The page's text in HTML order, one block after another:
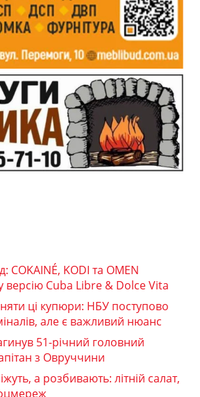
COKAINÉ, KODI та OMEN
версію Cuba Libre & Dolce Vita
ці купюри: НБУ поступово
але є важливий нюанс
51-річний головний
з Овруччини
а розбивають: літній салат,